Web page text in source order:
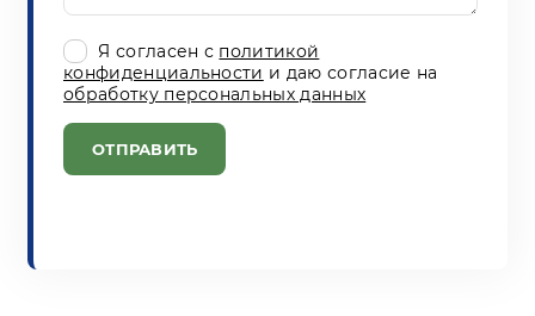
Я согласен с политикой
конфиденциальности и даю согласие на
обработку персональных данных
ОТПРАВИТЬ